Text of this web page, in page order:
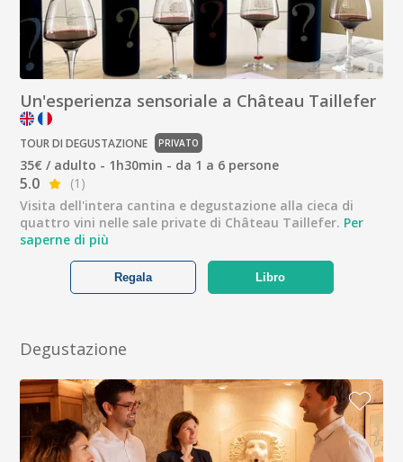
Un'esperienza sensoriale a Château Taillefer
TOUR DI DEGUSTAZIONE PRIVATO
35€ / adulto - 1h30min - da 1 a 6 persone
5.0
(1)
Visita dell'intera cantina e degustazione alla cieca di
quattro vini nelle sale private di Château Taillefer. Per
saperne di più
Libro
Regala
Degustazione